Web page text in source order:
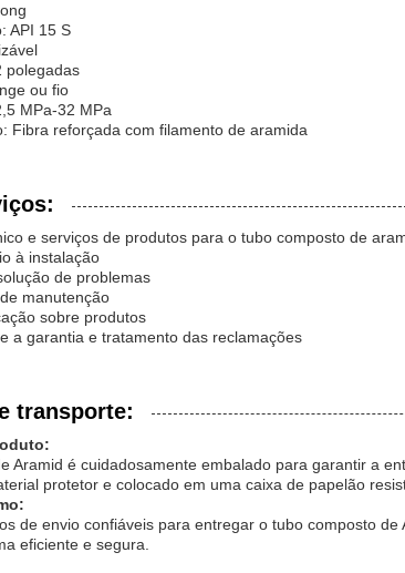
API 15 S
polegadas
ou fio
MPa-32 MPa
Fibra reforçada com filamento de aramida
e serviços de produtos para o tubo composto de
à instalação
de problemas
manutenção
sobre produtos
a garantia e tratamento das reclamações
transporte:
Aramid é cuidadosamente embalado para garantir a
protetor e colocado em uma caixa de papelão
de envio confiáveis para entregar o tubo composto
eficiente e segura.